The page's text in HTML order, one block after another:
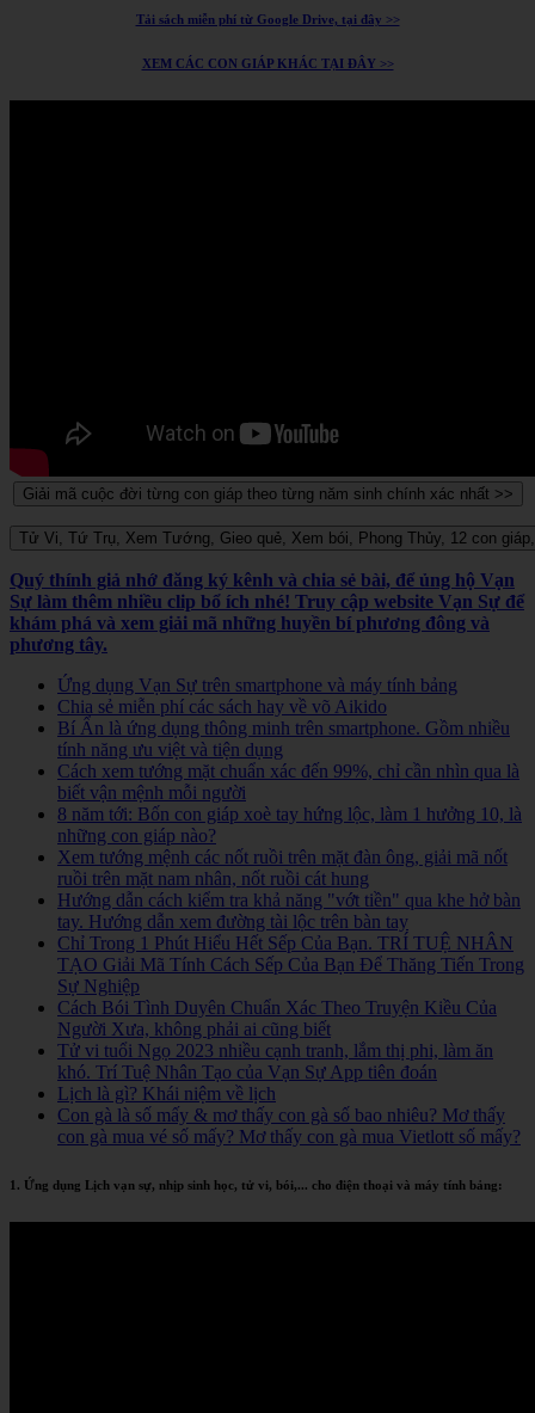
Tải sách miễn phí từ Google Drive, tại đây >>
XEM CÁC CON GIÁP KHÁC TẠI ĐÂY >>
Quý thính giả nhớ đăng ký kênh và chia sẻ bài, để ủng hộ Vạn
Sự làm thêm nhiều clip bổ ích nhé! Truy cập website Vạn Sự để
khám phá và xem giải mã những huyền bí phương đông và
phương tây.
Ứng dụng Vạn Sự trên smartphone và máy tính bảng
Chia sẻ miễn phí các sách hay về võ Aikido
Bí Ẩn là ứng dụng thông minh trên smartphone. Gồm nhiều
tính năng ưu việt và tiện dụng
Cách xem tướng mặt chuẩn xác đến 99%, chỉ cần nhìn qua là
biết vận mệnh mỗi người
8 năm tới: Bốn con giáp xoè tay hứng lộc, làm 1 hưởng 10, là
những con giáp nào?
Xem tướng mệnh các nốt ruồi trên mặt đàn ông, giải mã nốt
ruồi trên mặt nam nhân, nốt ruồi cát hung
Hướng dẫn cách kiểm tra khả năng "vớt tiền" qua khe hở bàn
tay. Hướng dẫn xem đường tài lộc trên bàn tay
Chỉ Trong 1 Phút Hiểu Hết Sếp Của Bạn. TRÍ TUỆ NHÂN
TẠO Giải Mã Tính Cách Sếp Của Bạn Để Thăng Tiến Trong
Sự Nghiệp
Cách Bói Tình Duyên Chuẩn Xác Theo Truyện Kiều Của
Người Xưa, không phải ai cũng biết
Tử vi tuổi Ngọ 2023 nhiều cạnh tranh, lắm thị phi, làm ăn
khó. Trí Tuệ Nhân Tạo của Vạn Sự App tiên đoán
Lịch là gì? Khái niệm về lịch
Con gà là số mấy & mơ thấy con gà số bao nhiêu? Mơ thấy
con gà mua vé số mấy? Mơ thấy con gà mua Vietlott số mấy?
1. Ứng dụng Lịch vạn sự, nhịp sinh học, tử vi, bói,... cho điện thoại và máy tính bảng: